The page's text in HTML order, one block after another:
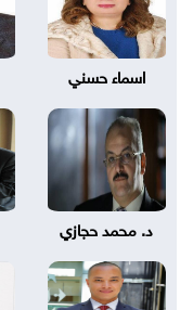
اسماء حسني
د. محمد حجازي